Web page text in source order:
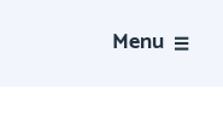
Menu